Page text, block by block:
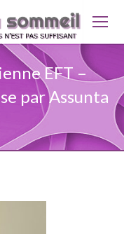
EFT –
par Assunta